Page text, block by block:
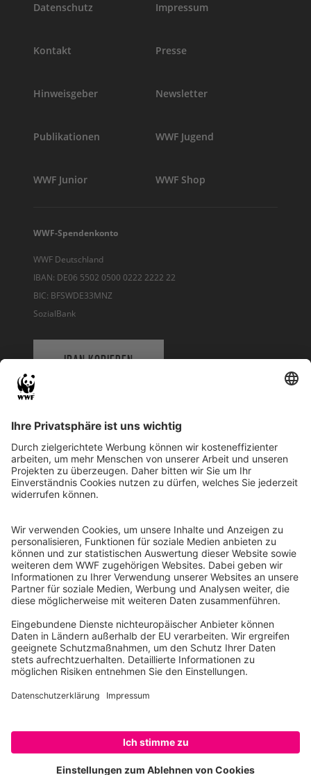
Datenschutz Impressum
Kontakt Presse
Hinweisgeber Newsletter
Publikationen WWF Jugend
WWF Junior WWF Shop
WWF-Spendenkonto
WWF Deutschland
IBAN: DE06 5502 0500 0222 2222 22
BIC: BFSWDE33MNZ
SozialBank
IBAN KOPIEREN
WWF Deutschland
Reinhardtstr. 18
10117 Berlin
Ihre Spende kann steuerlich geltend gemacht werden
Registriert als Stiftung WWF Deutschland, Senatsverwaltung für
Justiz Berlin, Az: 3416/976/2
Umsatzsteuer-Identifikationsnummer: DE 114236103
Freistellungsbescheid: Als gemeinnützige Körperschaft befreit
von der Körperschaftssteuer gem. §5 I 9 KStg. unter der
Steuernummer 27/641/09321